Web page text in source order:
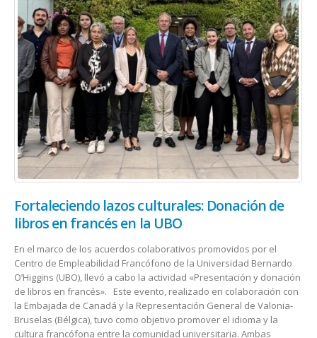
Fortaleciendo lazos culturales: Donación de
libros en francés en la UBO
En el marco de los acuerdos colaborativos promovidos por el
Centro de Empleabilidad Francófono de la Universidad Bernardo
O’Higgins (UBO), llevó a cabo la actividad «Presentación y donación
de libros en francés». Este evento, realizado en colaboración con
la Embajada de Canadá y la Representación General de Valonia-
Bruselas (Bélgica), tuvo como objetivo promover el idioma y la
cultura francófona entre la comunidad universitaria. Ambas